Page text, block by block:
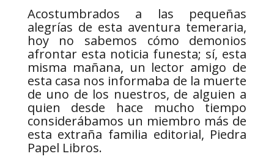
Acostumbrados a las pequeñas
alegrías de esta aventura temeraria,
hoy no sabemos cómo demonios
afrontar esta noticia funesta; sí, esta
misma mañana, un lector amigo de
esta casa nos informaba de la muerte
de uno de los nuestros, de alguien a
quien desde hace mucho tiempo
considerábamos un miembro más de
esta extraña familia editorial, Piedra
Papel Libros.